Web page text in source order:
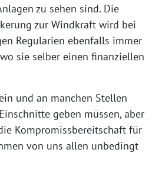
zu sehen sind. Die
zur Windkraft wird bei
Regularien ebenfalls immer
sie selber einen finanziellen
und an manchen Stellen
geben müssen, aber
Kompromissbereitschaft für
von uns allen unbedingt